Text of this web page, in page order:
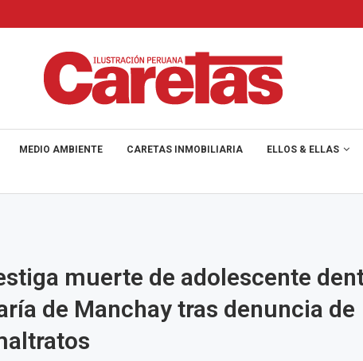
MEDIO AMBIENTE CARETAS INMOBILIARIA ELLOS & ELLAS
muerte de adolescente
de Manchay tras denuncia de